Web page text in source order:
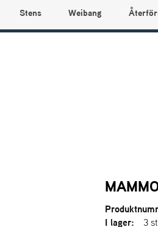
Stens Weibang
I lager:
3